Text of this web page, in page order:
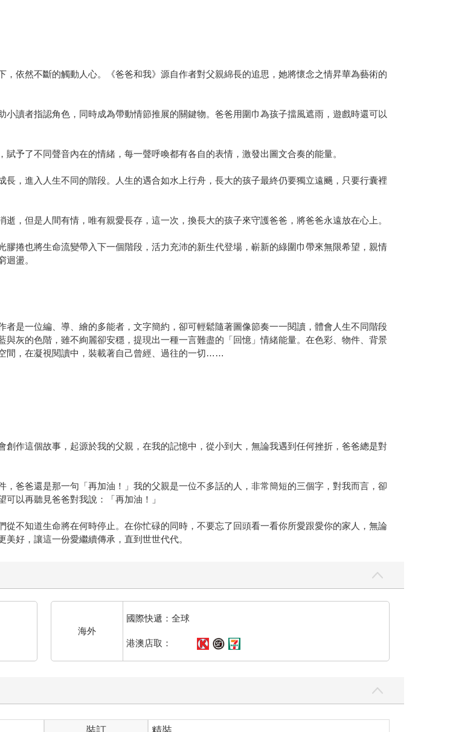
依然不斷的觸動人心。《爸爸和我》源自作者對父親綿長的追思，她將懷念之情昇華為藝術的
讀者指認角色，同時成為帶動情節推展的關鍵物。爸爸用圍巾為孩子擋風遮雨，遊戲時還可以
予了不同聲音內在的情緒，每一聲呼喚都有各自的表情，激發出圖文合奏的能量。
，進入人生不同的階段。人生的遇合如水上行舟，長大的孩子最終仍要獨立遠颺，只要行囊裡
，但是人間有情，唯有親愛長存，這一次，換長大的孩子來守護爸爸，將爸爸永遠放在心上。
捲也將生命流變帶入下一個階段，活力充沛的新生代登場，嶄新的綠圍巾帶來無限希望，親情
盪。
者是一位編、導、繪的多能者，文字簡約，卻可輕鬆隨著圖像節奏一一閱讀，體會人生不同階段
灰的色階，雖不絢麗卻安穩，提現出一種一言難盡的「回憶」情緒能量。在色彩、物件、背景
間，在凝視閱讀中，裝載著自己曾經、過往的一切……
作這個故事，起源於我的父親，在我的記憶中，從小到大，無論我遇到任何挫折，爸爸總是對
爸爸還是那一句「再加油！」我的父親是一位不多話的人，非常簡短的三個字，對我而言，卻
以再聽見爸爸對我說：「再加油！」
不知道生命將在何時停止。在你忙碌的同時，不要忘了回頭看一看你所愛跟愛你的家人，無論
好，讓這一份愛繼續傳承，直到世世代代。
海外
國際快遞：全球
港澳店取：